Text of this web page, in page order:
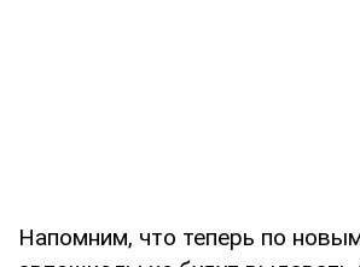
Напомним, что теперь по